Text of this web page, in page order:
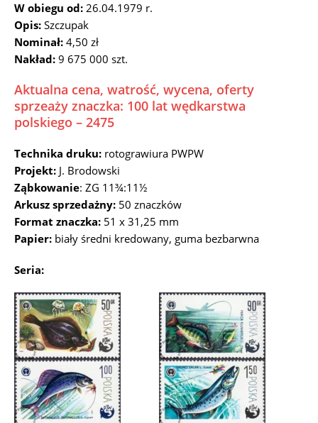
W obiegu od: 26.04.1979 r.
Opis: Szczupak
Nominał: 4,50 zł
Nakład: 9 675 000 szt.
Aktualna cena, watrość, wycena, oferty
sprzeaży znaczka: 100 lat wędkarstwa
polskiego – 2475
Technika druku: rotograwiura PWPW
Projekt: J. Brodowski
Ząbkowanie: ZG 11¾:11½
Arkusz sprzedażny: 50 znaczków
Format znaczka: 51 x 31,25 mm
Papier: biały średni kredowany, guma bezbarwna
Seria: